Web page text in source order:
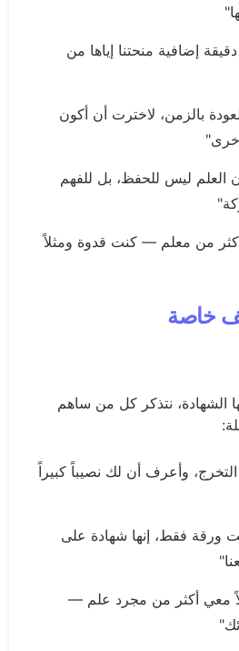
إضافية منحتنا إياها من
بالزمن، لاخترت أن أكون
ليس للحفظ، بل للفهم
من معلم — كنت قدوة ومثلاً
خاصة
الشهادة، نتذكر كل من ساهم
وأعرف أن لك نصيباً كبيراً
ورقة فقط، إنها شهادة على
معي أكثر من مجرد علم —